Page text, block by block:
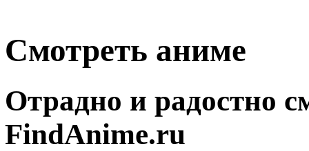
Смотреть аниме
Отрадно и радостно
FindAnime.ru